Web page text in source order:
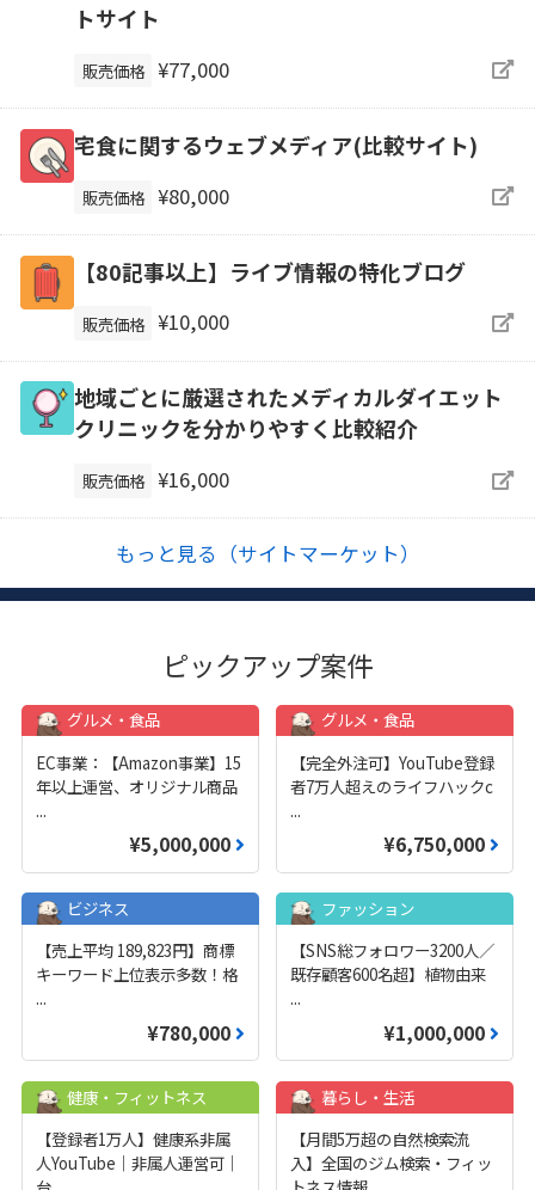
トサイト
販売価格 ¥77,000
宅食に関するウェブメディア(比較サイト)
販売価格 ¥80,000
【80記事以上】ライブ情報の特化ブログ
販売価格 ¥10,000
地域ごとに厳選されたメディカルダイエット
クリニックを分かりやすく比較紹介
販売価格 ¥16,000
もっと見る（サイトマーケット）
ピックアップ案件
グルメ・食品
EC事業：【Amazon事業】15
年以上運営、オリジナル商品
...
¥5,000,000
グルメ・食品
【完全外注可】YouTube登録
者7万人超えのライフハックc
...
¥6,750,000
ビジネス
【売上平均 189,823円】商標
キーワード上位表示多数！格
...
¥780,000
ファッション
【SNS総フォロワー3200人／
既存顧客600名超】植物由来
...
¥1,000,000
健康・フィットネス
【登録者1万人】健康系非属
人YouTube｜非属人運営可｜
暮らし・生活
【月間5万超の自然検索流
入】全国のジム検索・フィッ